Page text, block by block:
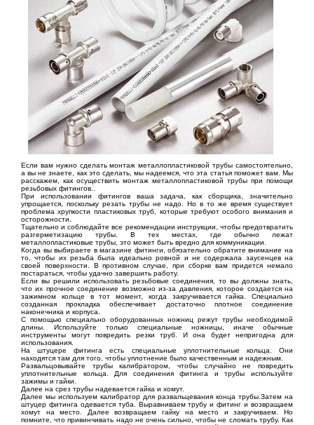
Если вам нужно сделать монтаж металлопластиковой трубы самостоятельно,
а вы не знаете, как это сделать, мы надеемся, что эта статья поможет вам. Мы
расскажем, как осуществить монтаж металлопластиковой трубы при помощи
резьбовых фитингов..
При использовании фитингов ваша задача, как сборщика, значительно
упрощается, поскольку резать трубы не надо. Но в то же время существует
проблема хрупкости пластиковых труб, которые требуют особого внимания и
осторожности.
Тщательно и соблюдайте все рекомендации инструкции, чтобы предотвратить
разгерметизацию трубы. В тех местах, где обычно лежат
металлопластиковые трубы, это может быть вредно для коммуникации.
Когда вы выбираете в магазине фитинги, обязательно обратите внимание на
то, чтобы их резьба была идеально ровной и не содержала заусенцев на
своей поверхности. В противном случае, при сборке вам придется немало
постараться, чтобы удачно завершить работу.
Если вы решили использовать резьбовые соединения, то вы должны знать,
что их прочное соединение возможно из-за давления, которое создается на
зажимном кольце в тот момент, когда закручивается гайка. Специально
созданная прокладка обеспечивает достаточно плотное соединение
наконечника и корпуса.
С помощью специально оборудованных ножниц режут трубы необходимой
длины. Используйте только специальные ножницы, иначе обычные
инструменты могут повредить резки труб. И она будет непригодна для
использования.
На штуцере фитинга есть специальные уплотнительные кольца. Они
находятся там для того, чтобы уплотнение было качественным и надежным.
Развальцовывайте трубы калибратором, чтобы случайно не повредить
уплотнительные кольца. Для соединения фитинга и трубы используйте
зажимы и гайки.
Далее на срез трубы надевается гайка и хомут.
Далее мы используем калибратор для развальцевания конца трубы.Затем на
штуцер фитинга одевается туба. Выравниваем трубу и фитинг и возвращаем
хомут на место. Далее возвращаем гайку на место и закручиваем. Но
помните, что привинчивать надо не очень сильно, чтобы не сломать трубу. Как